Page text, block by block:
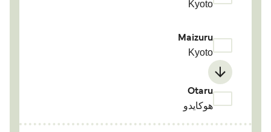
Kyoto
Maizuru
Kyoto
Otaru
هوكايدو